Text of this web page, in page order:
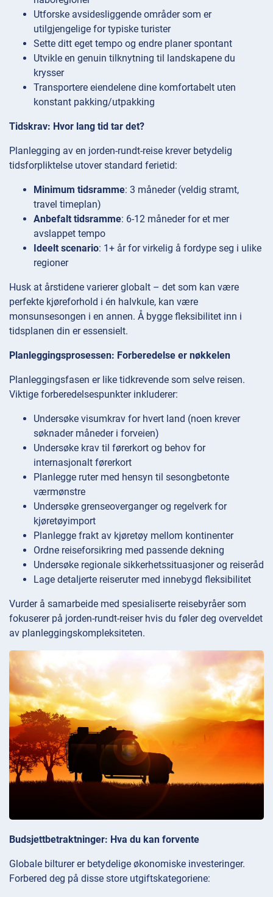
Utforske avsidesliggende områder som er
utilgjengelige for typiske turister
Sette ditt eget tempo og endre planer spontant
Utvikle en genuin tilknytning til landskapene du
krysser
Transportere eiendelene dine komfortabelt uten
konstant pakking/utpakking
Tidskrav: Hvor lang tid tar det?
Planlegging av en jorden-rundt-reise krever betydelig
tidsforpliktelse utover standard ferietid:
Minimum tidsramme: 3 måneder (veldig stramt,
travel timeplan)
Anbefalt tidsramme: 6-12 måneder for et mer
avslappet tempo
Ideelt scenario: 1+ år for virkelig å fordype seg i ulike
regioner
Husk at årstidene varierer globalt – det som kan være
perfekte kjøreforhold i én halvkule, kan være
monsunsesongen i en annen. Å bygge fleksibilitet inn i
tidsplanen din er essensielt.
Planleggingsprosessen: Forberedelse er nøkkelen
Planleggingsfasen er like tidkrevende som selve reisen.
Viktige forberedelsespunkter inkluderer:
Undersøke visumkrav for hvert land (noen krever
søknader måneder i forveien)
Undersøke krav til førerkort og behov for
internasjonalt førerkort
Planlegge ruter med hensyn til sesongbetonte
værmønstre
Undersøke grenseoverganger og regelverk for
kjøretøyimport
Planlegge frakt av kjøretøy mellom kontinenter
Ordne reiseforsikring med passende dekning
Undersøke regionale sikkerhetssituasjoner og reiseråd
Lage detaljerte reiseruter med innebygd fleksibilitet
Vurder å samarbeide med spesialiserte reisebyråer som
fokuserer på jorden-rundt-reiser hvis du føler deg overveldet
av planleggingskompleksiteten.
Budsjettbetraktninger: Hva du kan forvente
Globale bilturer er betydelige økonomiske investeringer.
Forbered deg på disse store utgiftskategoriene: